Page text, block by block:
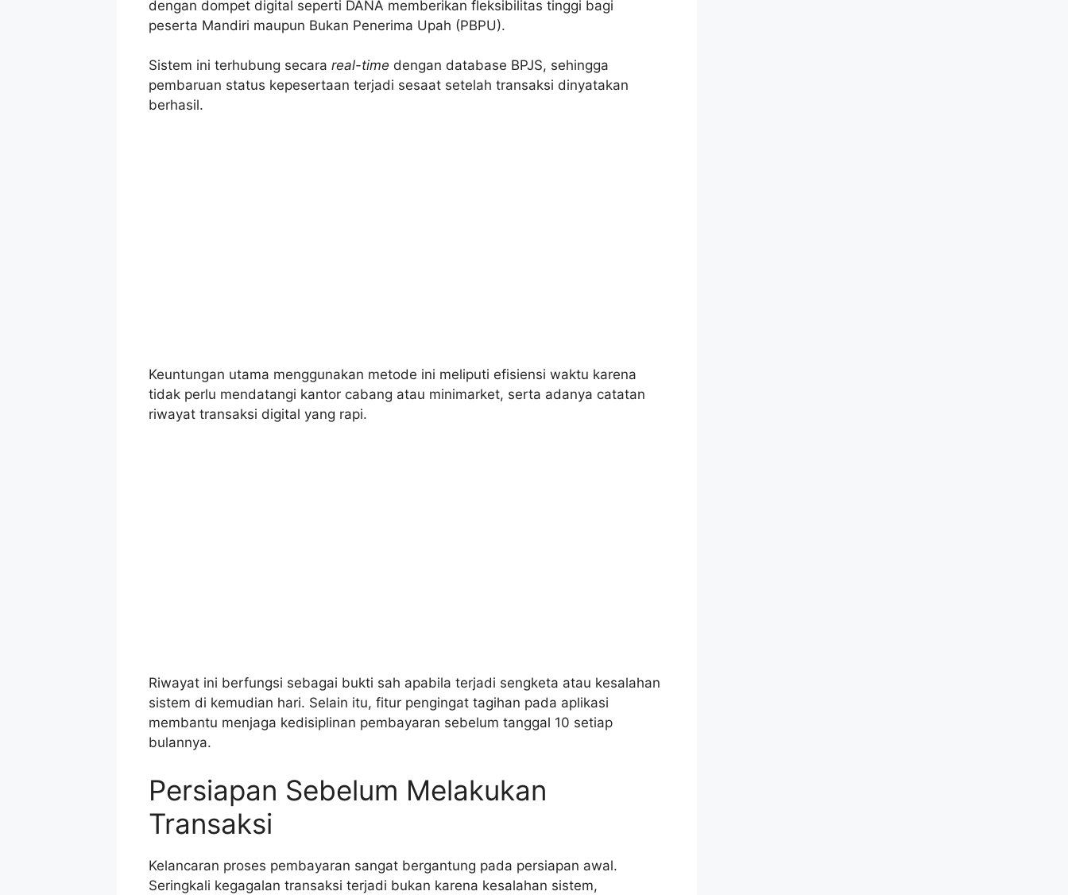
dengan dompet digital seperti DANA memberikan fleksibilitas tinggi bagi
peserta Mandiri maupun Bukan Penerima Upah (PBPU).
Sistem ini terhubung secara real-time dengan database BPJS, sehingga
pembaruan status kepesertaan terjadi sesaat setelah transaksi dinyatakan
berhasil.
Keuntungan utama menggunakan metode ini meliputi efisiensi waktu karena
tidak perlu mendatangi kantor cabang atau minimarket, serta adanya catatan
riwayat transaksi digital yang rapi.
Riwayat ini berfungsi sebagai bukti sah apabila terjadi sengketa atau kesalahan
sistem di kemudian hari. Selain itu, fitur pengingat tagihan pada aplikasi
membantu menjaga kedisiplinan pembayaran sebelum tanggal 10 setiap
bulannya.
Persiapan Sebelum Melakukan
Transaksi
Kelancaran proses pembayaran sangat bergantung pada persiapan awal.
Seringkali kegagalan transaksi terjadi bukan karena kesalahan sistem,